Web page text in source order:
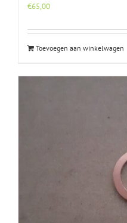
€65,00
Toevoegen aan winkelwagen